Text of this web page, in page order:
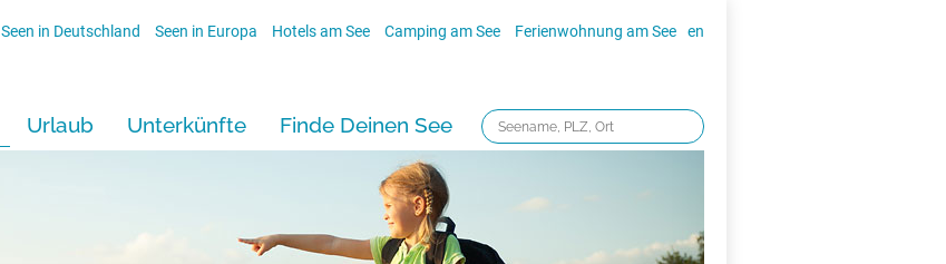
Seen in Deutschland Seen in Europa Hotels am See Camping am See Ferienwohnung am See en
Urlaub Unterkünfte Finde Deinen See